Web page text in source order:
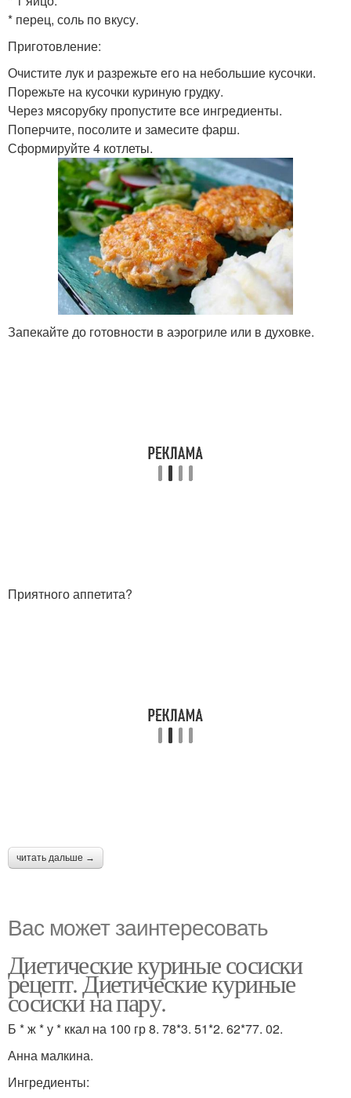
* перец, соль по вкусу.
Приготовление:
Очистите лук и разрежьте его на небольшие кусочки.
Порежьте на кусочки куриную грудку.
Через мясорубку пропустите все ингредиенты.
Поперчите, посолите и замесите фарш.
Сформируйте 4 котлеты.
Запекайте до готовности в аэрогриле или в духовке.
Приятного аппетита?
читать дальше →
Вас может заинтересовать
Диетические куриные сосиски
рецепт. Диетические куриные
сосиски на пару.
Б * ж * у * ккал на 100 гр 8. 78*3. 51*2. 62*77. 02.
Анна малкина.
Ингредиенты: